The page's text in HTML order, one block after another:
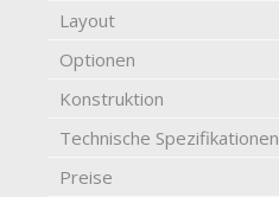
Layout
Optionen
Konstruktion
Technische Spezifikationen
Preise